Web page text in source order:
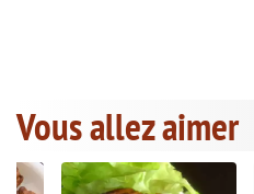
Vous allez aimer